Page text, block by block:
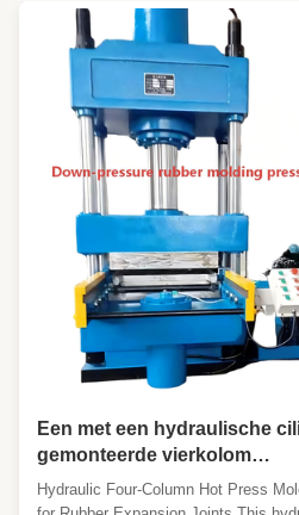
Een met een hydraulische
gemonteerde vierkolom
warmpersvormmachine met
plaat die met water kan
Hydraulic Four-Column Hot Press